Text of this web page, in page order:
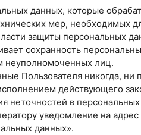
данных, которые
мер, необходимых
защиты персональных
сохранность
неуполномоченных лиц.
Пользователя никогда,
действующего
неточностей в
уведомление на
данных».